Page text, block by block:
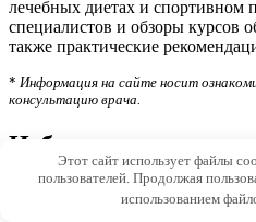
лечебных диетах и спортивном
специалистов и обзоры курсов
также практические
* Информация на сайте носит
консультацию врача.
Избранные записи
Чем нутрициолог
Этот сайт использует файлы
пользователей. Продолжая
использованием